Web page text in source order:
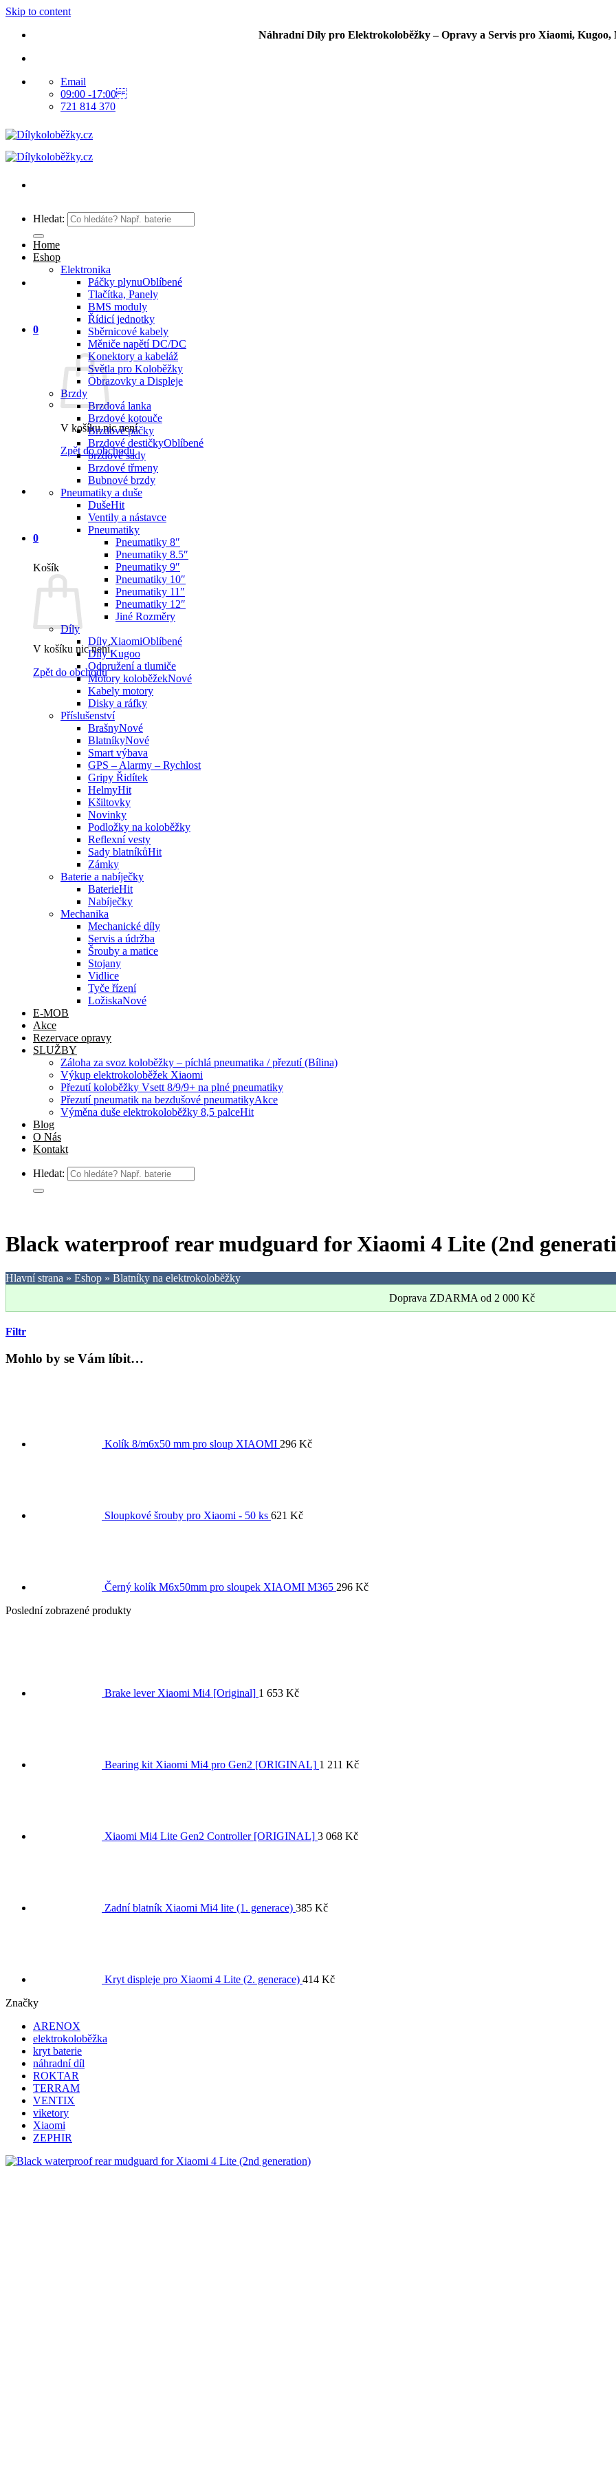
Skip to content
Náhradní Díly pro Elektrokoloběžky – Opravy a Servis pro Xiaomi, Kugoo,
Email
09:00 -17:00
721 814 370
Hledat:
0
V košíku nic není.
Zpět do obchodu
0
Košík
V košíku nic není.
Zpět do obchodu
Home
Eshop
Elektronika
Páčky plynu
Tlačítka, Panely
BMS moduly
Řídicí jednotky
Sběrnicové kabely
Měniče napětí DC/DC
Konektory a kabeláž
Světla pro Koloběžky
Obrazovky a Displeje
Brzdy
Brzdová lanka
Brzdové kotouče
Brzdové páčky
Brzdové destičky
brzdové sady
Brzdové třmeny
Bubnové brzdy
Pneumatiky a duše
Duše
Ventily a nástavce
Pneumatiky
Pneumatiky 8″
Pneumatiky 8.5″
Pneumatiky 9″
Pneumatiky 10″
Pneumatiky 11″
Pneumatiky 12″
Jiné Rozměry
Díly
Díly Xiaomi
Díly Kugoo
Odpružení a tlumiče
Motory koloběžek
Kabely motory
Disky a ráfky
Příslušenství
Brašny
Blatníky
Smart výbava
GPS – Alarmy – Rychlost
Gripy Řidítek
Helmy
Kšiltovky
Novinky
Podložky na koloběžky
Reflexní vesty
Sady blatníků
Zámky
Baterie a nabíječky
Baterie
Nabíječky
Mechanika
Mechanické díly
Servis a údržba
Šrouby a matice
Stojany
Vidlice
Tyče řízení
Ložiska
E-MOB
Akce
Rezervace opravy
SLUŽBY
Záloha za svoz koloběžky – píchlá pneumatika / přezutí (Bílina)
Výkup elektrokoloběžek Xiaomi
Přezutí koloběžky Vsett 8/9/9+ na plné pneumatiky
Přezutí pneumatik na bezdušové pneumatiky
Výměna duše elektrokoloběžky 8,5 palce
Blog
O Nás
Kontakt
Hledat:
Black waterproof rear mudguard for Xiaomi 4 Lite (2nd
Hlavní strana » Eshop » Blatníky na elektrokoloběžky
Doprava ZDARMA od 2 000 Kč
Filtr
Mohlo by se Vám líbit…
Kolík 8/m6x50 mm pro sloup XIAOMI 296 Kč
Sloupkové šrouby pro Xiaomi - 50 ks 621 Kč
Černý kolík M6x50mm pro sloupek XIAOMI M365 296 Kč
Poslední zobrazené produkty
Brake lever Xiaomi Mi4 [Original] 1 653 Kč
Bearing kit Xiaomi Mi4 pro Gen2 [ORIGINAL] 1 211 Kč
Xiaomi Mi4 Lite Gen2 Controller [ORIGINAL] 3 068 Kč
Zadní blatník Xiaomi Mi4 lite (1. generace) 385 Kč
Kryt displeje pro Xiaomi 4 Lite (2. generace) 414 Kč
Značky
ARENOX
elektrokoloběžka
kryt baterie
náhradní díl
ROKTAR
TERRAM
VENTIX
viketory
Xiaomi
ZEPHIR